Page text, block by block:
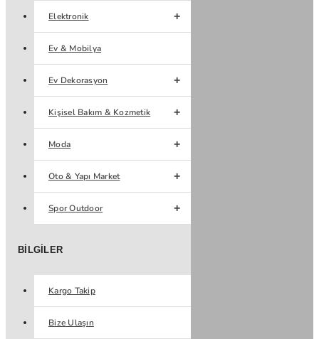
Elektronik
Ev & Mobilya
Ev Dekorasyon
Kişisel Bakım & Kozmetik
Moda
Oto & Yapı Market
Spor Outdoor
BILGILER
Kargo Takip
Bize Ulaşın